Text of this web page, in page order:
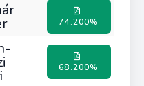
74.200%
68.200%